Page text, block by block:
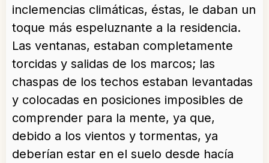
inclemencias climáticas, éstas, le daban un
toque más espeluznante a la residencia.
Las ventanas, estaban completamente
torcidas y salidas de los marcos; las
chaspas de los techos estaban levantadas
y colocadas en posiciones imposibles de
comprender para la mente, ya que,
debido a los vientos y tormentas, ya
deberían estar en el suelo desde hacía